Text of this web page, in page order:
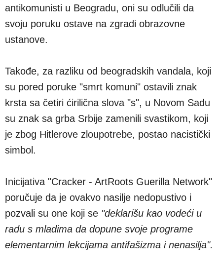
antikomunisti u Beogradu, oni su odlučili da
svoju poruku ostave na zgradi obrazovne
ustanove.
Takođe, za razliku od beogradskih vandala, koji
su pored poruke "smrt komuni" ostavili znak
krsta sa četiri ćirilična slova "s", u Novom Sadu
su znak sa grba Srbije zamenili svastikom, koji
je zbog Hitlerove zloupotrebe, postao nacistički
simbol.
Inicijativa "Cracker - ArtRoots Guerilla Network"
poručuje da je ovakvo nasilje nedopustivo i
pozvali su one koji se "deklarišu kao vodeći u
radu s mladima da dopune svoje programe
elementarnim lekcijama antifašizma i nenasilja".